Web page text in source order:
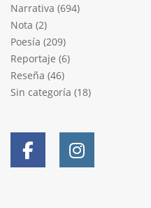
Narrativa (694)
Nota (2)
Poesía (209)
Reportaje (6)
Reseña (46)
Sin categoría (18)